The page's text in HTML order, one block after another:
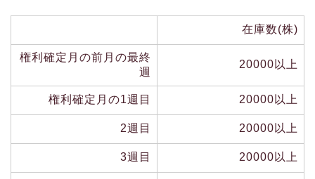
在庫数(株)
権利確定月の前月の最終
週
20000以上
権利確定月の1週目 20000以上
2週目 20000以上
3週目 20000以上